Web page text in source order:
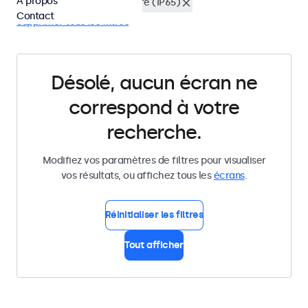
RCA
Résistant à la possière (IP65)
Supprimer tous les filtres
Désolé, aucun écran ne
correspond à votre
recherche.
Modifiez vos paramètres de filtres pour visualiser
vos résultats, ou affichez tous lesécrans.
Réinitialiser les filtres
Tout afficher
Contact